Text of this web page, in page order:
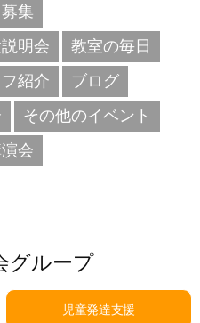
集
明会
教室の毎日
紹介
ブログ
その他のイベント
会
グループ
児童発達支援